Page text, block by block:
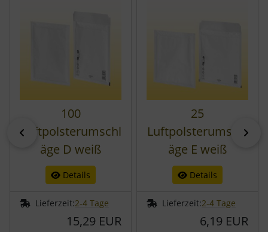
zurück
100
Luftpolsterumschl
äge D weiß
Details
Lieferzeit:2-4 Tage
15,29 EUR
25
Luftpolsterumschl
äge E weiß
Details
Lieferzeit:2-4 Tage
6,19 EUR